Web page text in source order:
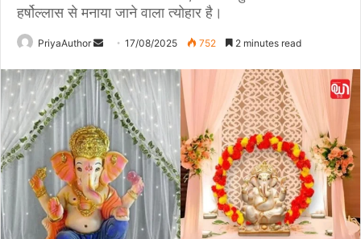
हर्षोल्लास से मनाया जाने वाला त्योहार है।
PriyaAuthor
n
d
a
n
e
m
a
i
17/08/2025 752 2 minutes read